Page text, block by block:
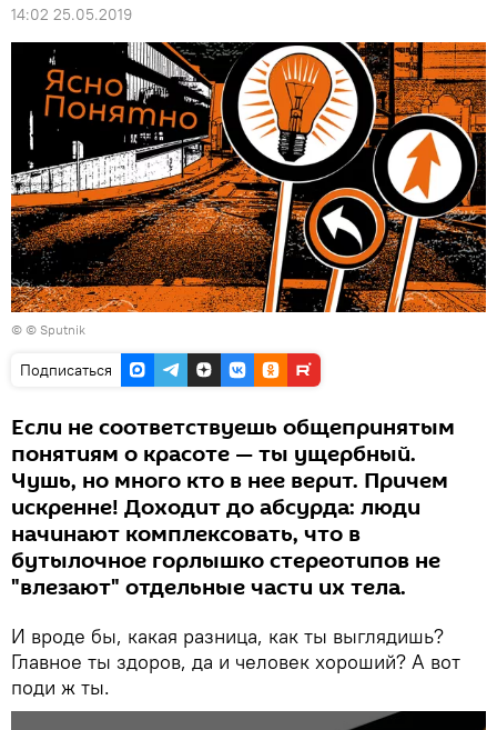
14:02 25.05.2019
© © Sputnik
Подписаться
Если не соответствуешь общепринятым
понятиям о красоте — ты ущербный.
Чушь, но много кто в нее верит. Причем
искренне! Доходит до абсурда: люди
начинают комплексовать, что в
бутылочное горлышко стереотипов не
"влезают" отдельные части их тела.
И вроде бы, какая разница, как ты выглядишь?
Главное ты здоров, да и человек хороший? А вот
поди ж ты.